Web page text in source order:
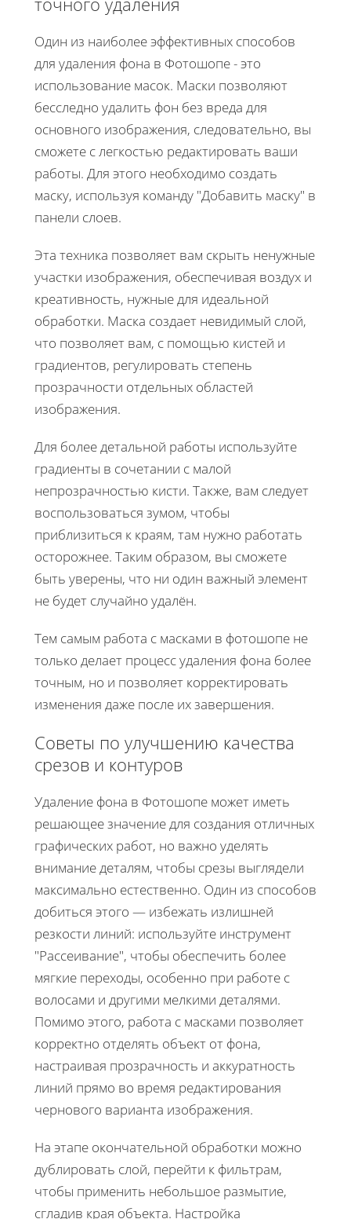
Один из наиболее эффективных способов
для удаления фона в Фотошопе - это
использование масок. Маски позволяют
бесследно удалить фон без вреда для
основного изображения, следовательно, вы
сможете с легкостью редактировать ваши
работы. Для этого необходимо создать
маску, используя команду "Добавить маску" в
панели слоев.
Эта техника позволяет вам скрыть ненужные
участки изображения, обеспечивая воздух и
креативность, нужные для идеальной
обработки. Маска создает невидимый слой,
что позволяет вам, с помощью кистей и
градиентов, регулировать степень
прозрачности отдельных областей
изображения.
Для более детальной работы используйте
градиенты в сочетании с малой
непрозрачностью кисти. Также, вам следует
воспользоваться зумом, чтобы
приблизиться к краям, там нужно работать
осторожнее. Таким образом, вы сможете
быть уверены, что ни один важный элемент
не будет случайно удалён.
Тем самым работа с масками в фотошопе не
только делает процесс удаления фона более
точным, но и позволяет корректировать
изменения даже после их завершения.
Советы по улучшению качества
срезов и контуров
Удаление фона в Фотошопе может иметь
решающее значение для создания отличных
графических работ, но важно уделять
внимание деталям, чтобы срезы выглядели
максимально естественно. Один из способов
добиться этого — избежать излишней
резкости линий: используйте инструмент
"Рассеивание", чтобы обеспечить более
мягкие переходы, особенно при работе с
волосами и другими мелкими деталями.
Помимо этого, работа с масками позволяет
корректно отделять объект от фона,
настраивая прозрачность и аккуратность
линий прямо во время редактирования
чернового варианта изображения.
На этапе окончательной обработки можно
дублировать слой, перейти к фильтрам,
чтобы применить небольшое размытие,
сгладив края объекта. Настройка